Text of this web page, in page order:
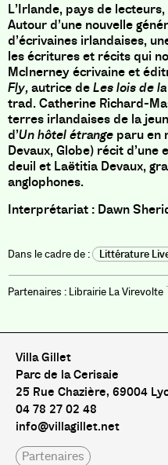
L’Irlande, pays de
Autour d’une nouvelle
d’écrivaines irlandaises,
les écritures et récits qui
McInerney écrivaine et
Fly,autrice deLes lois de
trad. Catherine Richard-
terres irlandaises de la
d’Un hôtel étrange paru en
Devaux, Globe) récit
deuil et Laëtitia Devaux,
anglophones.
Interprétariat : Dawn
Littérature
Librairie La Virevolte
Villa Gillet
Parc de la Cerisaie
25 Rue Chazière, 69004
04 78 27 02 48
info@villagillet.net
Partenaires